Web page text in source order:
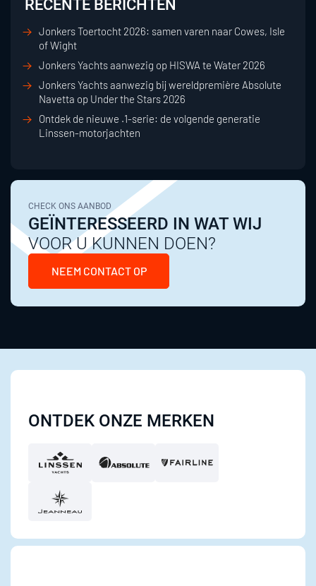
RECENTE BERICHTEN
Jonkers Toertocht 2026: samen varen naar Cowes, Isle
of Wight
Jonkers Yachts aanwezig op HISWA te Water 2026
Jonkers Yachts aanwezig bij wereldpremière Absolute
Navetta op Under the Stars 2026
Ontdek de nieuwe .1-serie: de volgende generatie
Linssen-motorjachten
CHECK ONS AANBOD
GEÏNTERESSEERD IN WAT WIJ
VOOR U KUNNEN DOEN?
NEEM CONTACT OP
ONTDEK ONZE MERKEN